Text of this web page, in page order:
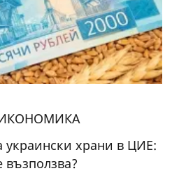
украински храни в ЦИЕ:
възползва?